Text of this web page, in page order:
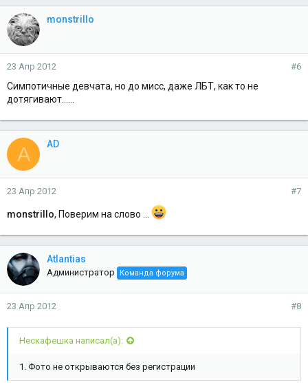
monstrillo
23 Апр 2012 #6
Симпотичные девчата, но до мисс, даже ЛБТ, как то не
дотягивают......
A AD
23 Апр 2012 #7
monstrillo, Поверим на слово ...
Atlantias
Администратор Команда форума
23 Апр 2012 #8
Нескафешка написал(а):
1. Фото не открываются без регистрации